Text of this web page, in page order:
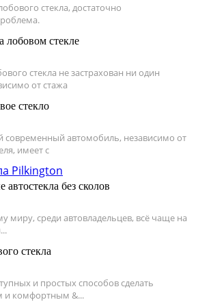
стекла, достаточно
лобовом стекле
стекла не застрахован ни один
от стажа
стекло
современный автомобиль, независимо от
имеет с
без сколов
миру, среди автовладельцев, всё чаще на
стекла
и простых способов сделать
и комфортным &...